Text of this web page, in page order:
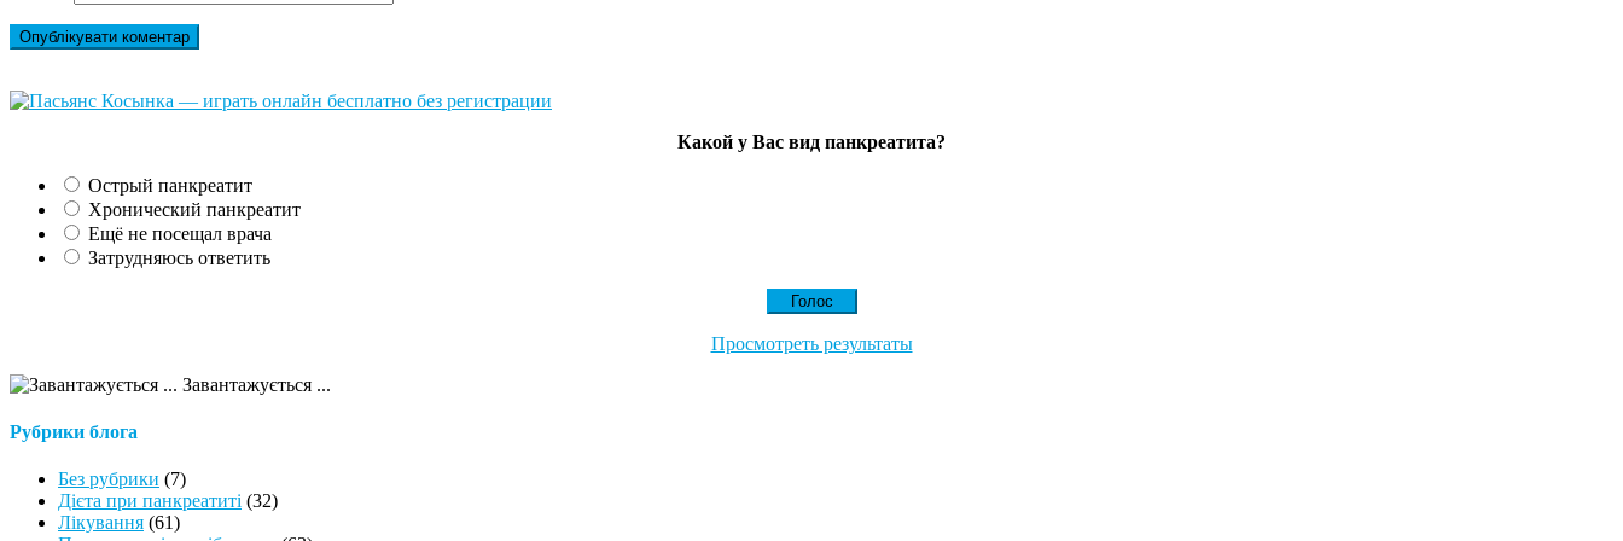
Какой у Вас вид панкреатита?
Острый панкреатит
Хронический панкреатит
Ещё не посещал врача
Затрудняюсь ответить
Просмотреть результаты
Завантажується ...
Рубрики блога
Без рубрики (7)
Дієта при панкреатиті (32)
Лікування (61)